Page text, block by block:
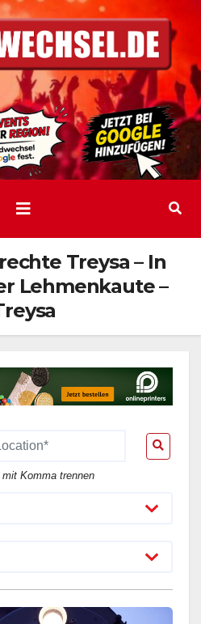
Treysa – In
Lehmenkaute –
Komma trennen